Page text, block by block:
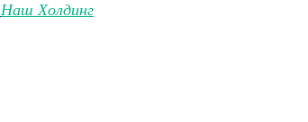
Наш Холдинг